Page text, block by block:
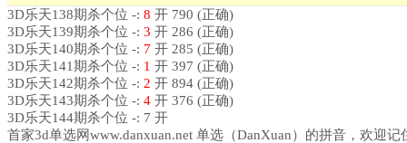
3D乐天138期杀个位 -: 8 开 790 (正确)
3D乐天139期杀个位 -: 3 开 286 (正确)
3D乐天140期杀个位 -: 7 开 285 (正确)
3D乐天141期杀个位 -: 1 开 397 (正确)
3D乐天142期杀个位 -: 2 开 894 (正确)
3D乐天143期杀个位 -: 4 开 376 (正确)
3D乐天144期杀个位 -: 7 开
首家3d单选网www.danxuan.net 单选（DanXuan）的拼音，欢迎记